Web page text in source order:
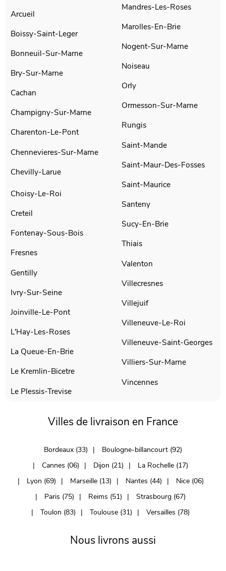
Arcueil
Boissy-Saint-Leger
Bonneuil-Sur-Marne
Bry-Sur-Marne
Cachan
Champigny-Sur-Marne
Charenton-Le-Pont
Chennevieres-Sur-Marne
Chevilly-Larue
Choisy-Le-Roi
Creteil
Fontenay-Sous-Bois
Fresnes
Gentilly
Ivry-Sur-Seine
Joinville-Le-Pont
L'Hay-Les-Roses
La Queue-En-Brie
Le Kremlin-Bicetre
Le Plessis-Trevise
Mandres-Les-Roses
Marolles-En-Brie
Nogent-Sur-Marne
Noiseau
Orly
Ormesson-Sur-Marne
Rungis
Saint-Mande
Saint-Maur-Des-Fosses
Saint-Maurice
Santeny
Sucy-En-Brie
Thiais
Valenton
Villecresnes
Villejuif
Villeneuve-Le-Roi
Villeneuve-Saint-Georges
Villiers-Sur-Marne
Vincennes
Villes de livraison en France
Bordeaux (33)
Boulogne-billancourt (92)
Cannes (06)
Dijon (21)
La Rochelle (17)
Lyon (69)
Marseille (13) Nantes (44)
Nice (06)
Paris (75)
Reims (51)
Strasbourg (67)
Toulon (83)
Toulouse (31) Versailles (78)
Nous livrons aussi